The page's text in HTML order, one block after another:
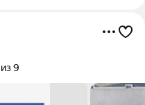
9